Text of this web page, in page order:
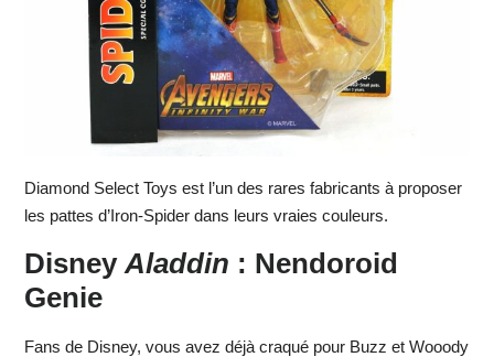
Diamond Select Toys est l’un des rares fabricants à proposer
les pattes d’Iron-Spider dans leurs vraies couleurs.
Disney Aladdin : Nendoroid
Genie
Fans de Disney, vous avez déjà craqué pour Buzz et Wooody